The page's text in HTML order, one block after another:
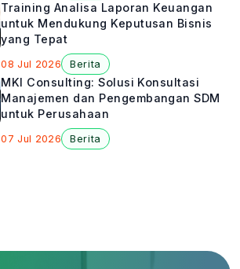
Training Analisa Laporan Keuangan
untuk Mendukung Keputusan Bisnis
yang Tepat
08 Jul 2026 Berita
MKI Consulting: Solusi Konsultasi
Manajemen dan Pengembangan SDM
untuk Perusahaan
07 Jul 2026 Berita